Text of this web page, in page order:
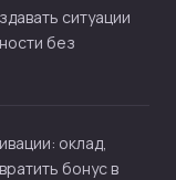
ситуации
без
оклад,
бонус в